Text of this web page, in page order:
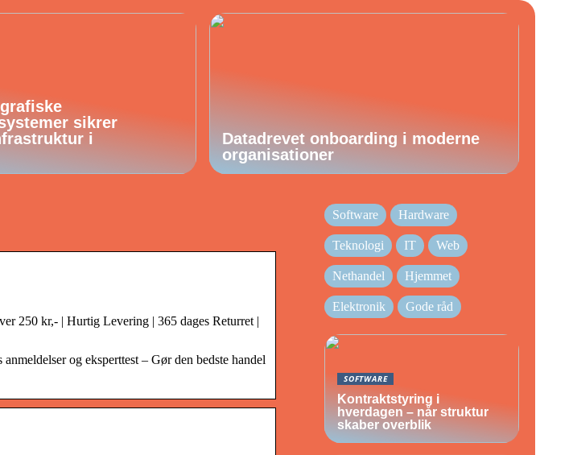
sikrer
i
Datadrevet onboarding i moderne
organisationer
250 kr,- | Hurtig Levering | 365 dages Returret |
og eksperttest – Gør den bedste handel
Software Hardware
Teknologi IT Web
Nethandel Hjemmet
Elektronik Gode råd
SOFTWARE
Kontraktstyring i
hverdagen – når struktur
skaber overblik